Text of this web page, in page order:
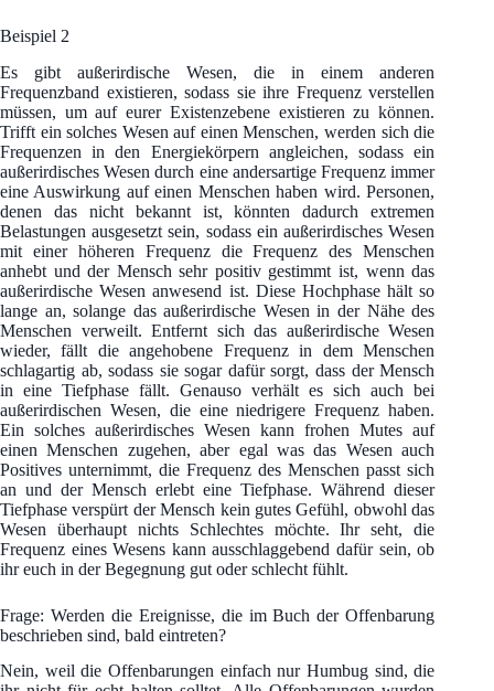
Beispiel 2
Es gibt außerirdische Wesen, die in einem anderen
Frequenzband existieren, sodass sie ihre Frequenz verstellen
müssen, um auf eurer Existenzebene existieren zu können.
Trifft ein solches Wesen auf einen Menschen, werden sich die
Frequenzen in den Energiekörpern angleichen, sodass ein
außerirdisches Wesen durch eine andersartige Frequenz immer
eine Auswirkung auf einen Menschen haben wird. Personen,
denen das nicht bekannt ist, könnten dadurch extremen
Belastungen ausgesetzt sein, sodass ein außerirdisches Wesen
mit einer höheren Frequenz die Frequenz des Menschen
anhebt und der Mensch sehr positiv gestimmt ist, wenn das
außerirdische Wesen anwesend ist. Diese Hochphase hält so
lange an, solange das außerirdische Wesen in der Nähe des
Menschen verweilt. Entfernt sich das außerirdische Wesen
wieder, fällt die angehobene Frequenz in dem Menschen
schlagartig ab, sodass sie sogar dafür sorgt, dass der Mensch
in eine Tiefphase fällt. Genauso verhält es sich auch bei
außerirdischen Wesen, die eine niedrigere Frequenz haben.
Ein solches außerirdisches Wesen kann frohen Mutes auf
einen Menschen zugehen, aber egal was das Wesen auch
Positives unternimmt, die Frequenz des Menschen passt sich
an und der Mensch erlebt eine Tiefphase. Während dieser
Tiefphase verspürt der Mensch kein gutes Gefühl, obwohl das
Wesen überhaupt nichts Schlechtes möchte. Ihr seht, die
Frequenz eines Wesens kann ausschlaggebend dafür sein, ob
ihr euch in der Begegnung gut oder schlecht fühlt.
Frage: Werden die Ereignisse, die im Buch der Offenbarung
beschrieben sind, bald eintreten?
Nein, weil die Offenbarungen einfach nur Humbug sind, die